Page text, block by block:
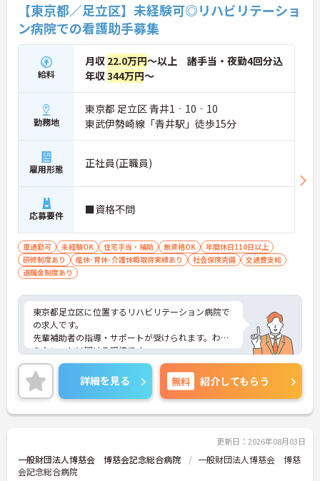
【東京都／足立区】未経験可◎リハビリテーショ
ン病院での看護助手募集
給料
月収 22.0万円～以上 諸手当・夜勤4回分込
年収344万円～
勤務地
東京都 足立区 青井1‐10‐10
東武伊勢崎線「青井駅」徒歩15分
雇用形態 正社員(正職員)
応募要件 ■資格不問
車通勤可 未経験OK 住宅手当・補助 無資格OK
年間休日110日以上
研修制度あり
産休･育休･介護休暇取得実績あり 社会保険完備
交通費支給
退職金制度あり
東京都足立区に位置するリハビリテーション病院で
の求人です。
先輩補助者の指導・サポートが受けられます。わか
らないことは聞ける環境です。
ご興味のある方は、お気軽にお問い合わせくださ
い。
詳細を見る 無料 紹介してもらう
更新日：2026年08月03日
一般財団法人博慈会 博慈会記念総合病院
一般財団法人博慈会 博慈
会記念総合病院